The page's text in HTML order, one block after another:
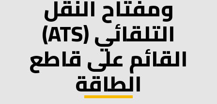
ومفتاح النقل
التلقائي (ATS)
القائم على قاطع
الطاقة